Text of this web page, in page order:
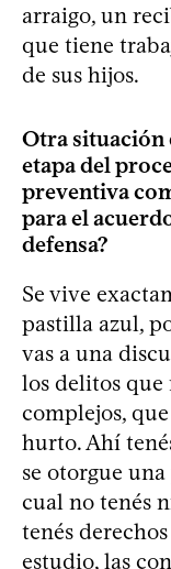
arraigo, un
que tiene
de sus hijos.
Otra situación
etapa del
preventiva
para el
defensa?
Se vive
pastilla azul,
vas a una
los delitos que
complejos,
hurto. Ahí
se otorgue
cual no tenés
tenés
estudio, las